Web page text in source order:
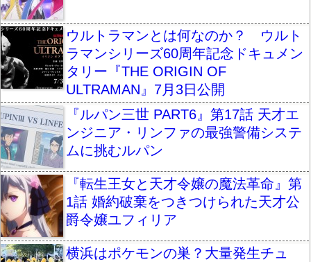
ウルトラマンとは何なのか？ ウルト
ラマンシリーズ60周年記念ドキュメン
タリー『THE ORIGIN OF
ULTRAMAN』7月3日公開
『ルパン三世 PART6』第17話 天才エ
ンジニア・リンファの最強警備システ
ムに挑むルパン
『転生王女と天才令嬢の魔法革命』第
1話 婚約破棄をつきつけられた天才公
爵令嬢ユフィリア
横浜はポケモンの巣？大量発生チュ